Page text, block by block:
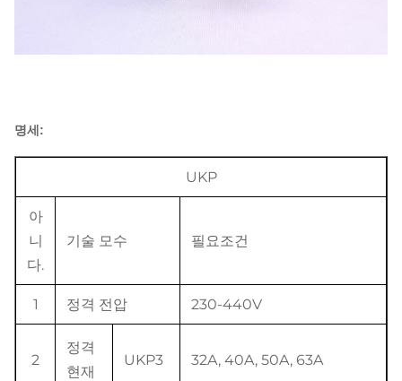
명세:
UKP
아
니
다.
기술 모수 필요조건
1 정격 전압 230-440V
2
정격
현재
UKP3 32A, 40A, 50A, 63A